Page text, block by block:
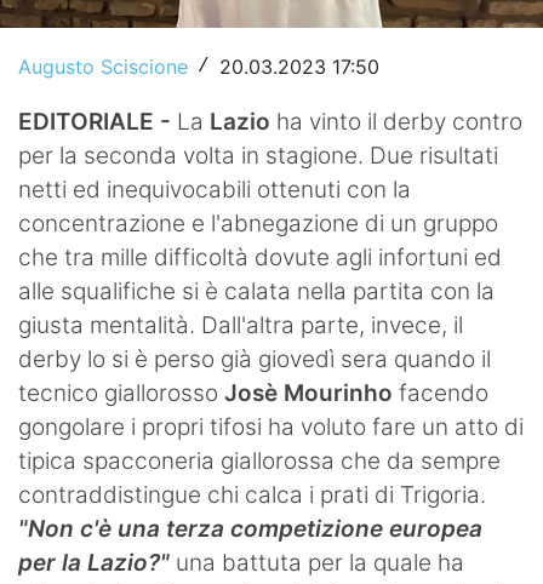
Augusto Sciscione / 20.03.2023 17:50
EDITORIALE - La Lazio ha vinto il derby contro
per la seconda volta in stagione. Due risultati
netti ed inequivocabili ottenuti con la
concentrazione e l'abnegazione di un gruppo
che tra mille difficoltà dovute agli infortuni ed
alle squalifiche si è calata nella partita con la
giusta mentalità. Dall'altra parte, invece, il
derby lo si è perso già giovedì sera quando il
tecnico giallorosso Josè Mourinho facendo
gongolare i propri tifosi ha voluto fare un atto di
tipica spacconeria giallorossa che da sempre
contraddistingue chi calca i prati di Trigoria.
"Non c'è una terza competizione europea
per la Lazio?" una battuta per la quale ha